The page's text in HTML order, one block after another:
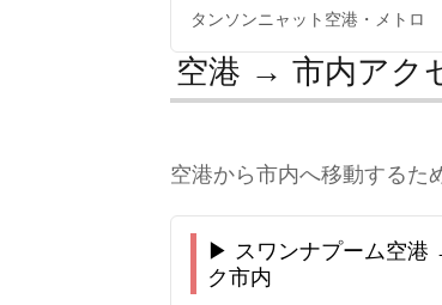
タンソンニャット空港・メトロ
空港 → 市内アク
空港から市内へ移動するた
▶ スワンナプーム空港
ク市内